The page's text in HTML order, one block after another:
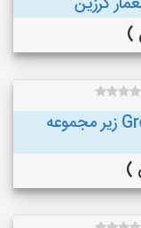
گروه طراحی Green Scene Design زیر مجموعه